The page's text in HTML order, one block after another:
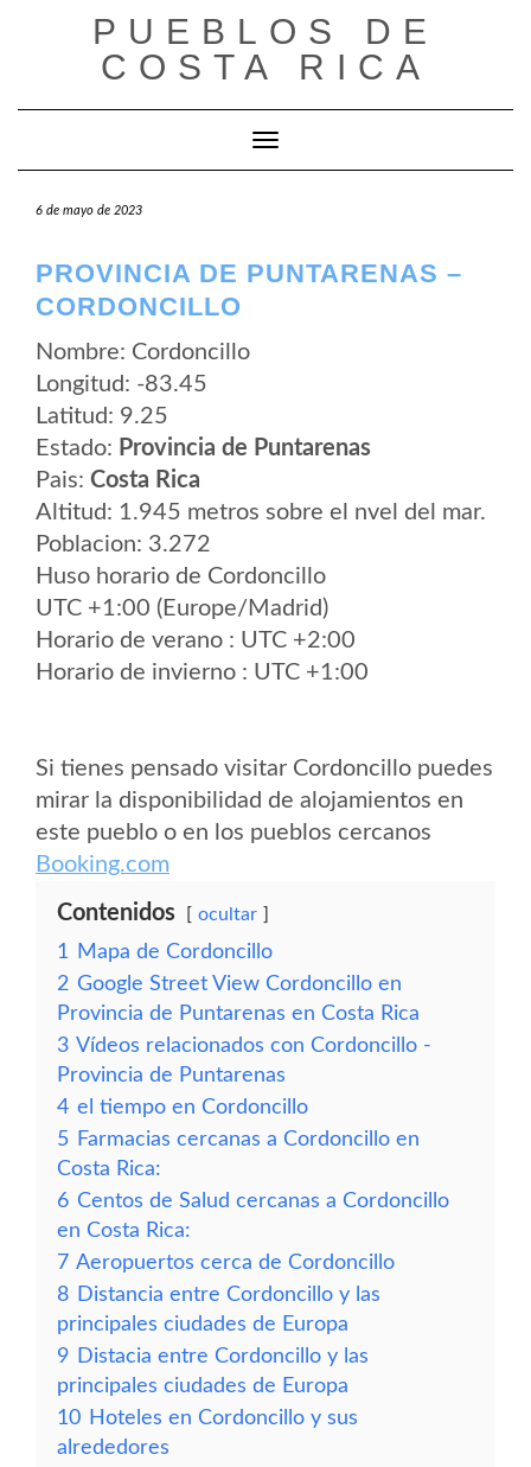
PUEBLOS DE
COSTA RICA
Cambiar modo de navegación
6 de mayo de 2023
PROVINCIA DE PUNTARENAS –
CORDONCILLO
Nombre: Cordoncillo
Longitud: -83.45
Latitud: 9.25
Estado: Provincia de Puntarenas
Pais: Costa Rica
Altitud: 1.945 metros sobre el nvel del mar.
Poblacion: 3.272
Huso horario de Cordoncillo
UTC +1:00 (Europe/Madrid)
Horario de verano : UTC +2:00
Horario de invierno : UTC +1:00
Si tienes pensado visitar Cordoncillo puedes
mirar la disponibilidad de alojamientos en
este pueblo o en los pueblos cercanos
Booking.com
Contenidos ocultar
1
Mapa de Cordoncillo
2 Google Street View Cordoncillo en
Provincia de Puntarenas en Costa Rica
3 Vídeos relacionados con Cordoncillo -
Provincia de Puntarenas
4 el tiempo en Cordoncillo
5 Farmacias cercanas a Cordoncillo en
Costa Rica:
6 Centos de Salud cercanas a Cordoncillo
en Costa Rica:
7 Aeropuertos cerca de Cordoncillo
8 Distancia entre Cordoncillo y las
principales ciudades de Europa
9 Distacia entre Cordoncillo y las
principales ciudades de Europa
10 Hoteles en Cordoncillo y sus
alrededores